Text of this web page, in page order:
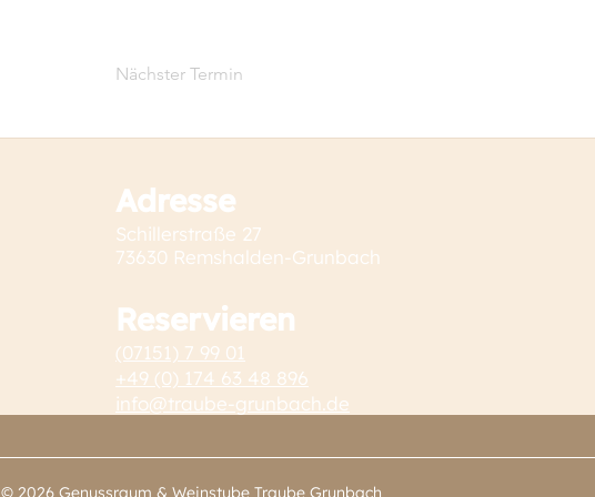
Nächster Termin
Adresse
Schillerstraße 27
73630 Remshalden-Grunbach
Reservieren
(07151) 7 99 01
+49 (0) 174 63 48 896
info@traube-grunbach.de
© 2026 Genussraum & Weinstube Traube Grunbach